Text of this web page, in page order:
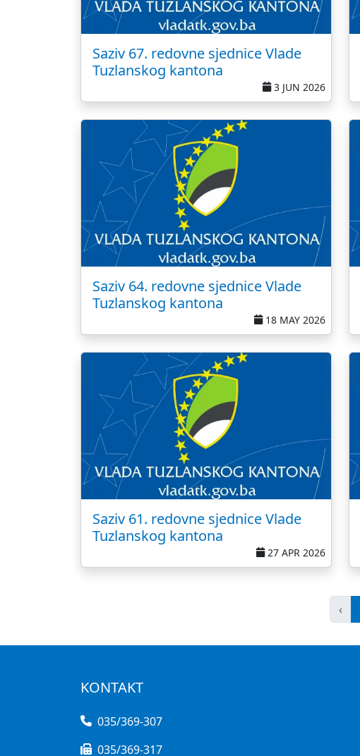
Saziv 67. redovne sjednice Vlade
Tuzlanskog kantona
3 JUN 2026
Saziv 64. redovne sjednice Vlade
Tuzlanskog kantona
18 MAY 2026
Saziv 61. redovne sjednice Vlade
Tuzlanskog kantona
27 APR 2026
‹
KONTAKT
035/369-307
035/369-317